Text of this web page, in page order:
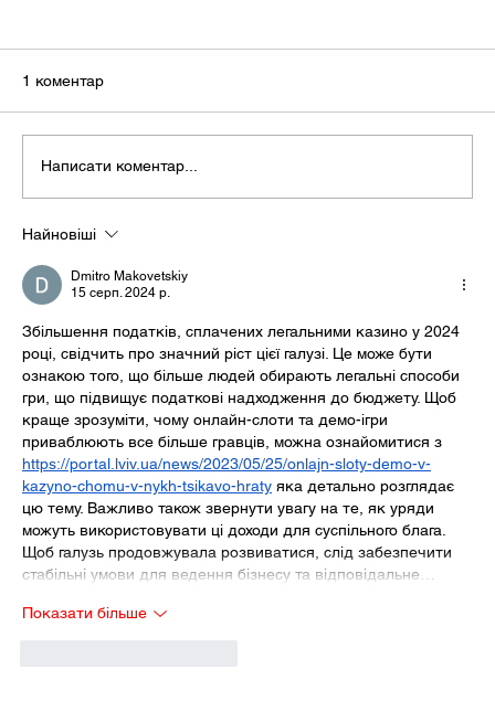
1 коментар
Написати коментар...
Найновіші
Dmitro Makovetskiy
15 серп. 2024 р.
Збільшення податків, сплачених легальними казино у 2024
році, свідчить про значний ріст цієї галузі. Це може бути
ознакою того, що більше людей обирають легальні способи
гри, що підвищує податкові надходження до бюджету. Щоб
краще зрозуміти, чому онлайн-слоти та демо-ігри
приваблюють все більше гравців, можна ознайомитися з
https://portal.lviv.ua/news/2023/05/25/onlajn-sloty-demo-v-
kazyno-chomu-v-nykh-tsikavo-hraty яка детально розглядає
цю тему. Важливо також звернути увагу на те, як уряди
можуть використовувати ці доходи для суспільного блага.
Щоб галузь продовжувала розвиватися, слід забезпечити
стабільні умови для ведення бізнесу та відповідальне…
Показати більше